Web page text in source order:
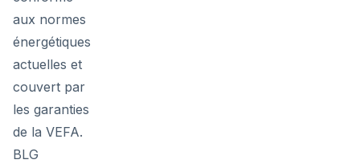
aux normes
énergétiques
actuelles et
couvert par
les garanties
de la VEFA.
BLG